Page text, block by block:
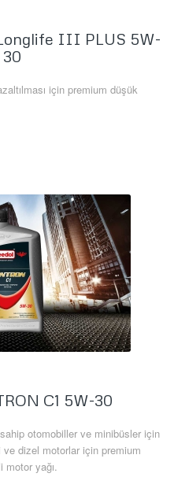
III PLUS 5W-
30
için premium düşük
C1 5W-30
otomobiller ve minibüsler için
ve dizel motorlar için premium
yağı.